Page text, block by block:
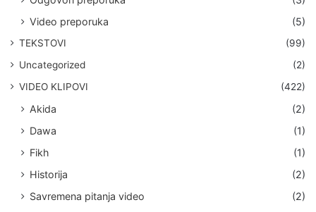
Video preporuka
(5)
TEKSTOVI
(99)
Uncategorized
(2)
VIDEO KLIPOVI
(422)
Akida
(2)
Dawa
(1)
Fikh
(1)
Historija
(2)
Savremena pitanja video
(2)